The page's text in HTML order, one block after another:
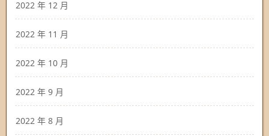
2022 年 12 月
2022 年 11 月
2022 年 10 月
2022 年 9 月
2022 年 8 月